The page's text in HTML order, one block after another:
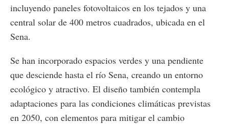
incluyendo paneles fotovoltaicos en los tejados y una
central solar de 400 metros cuadrados, ubicada en el
Sena.
Se han incorporado espacios verdes y una pendiente
que desciende hasta el río Sena, creando un entorno
ecológico y atractivo. El diseño también contempla
adaptaciones para las condiciones climáticas previstas
en 2050, con elementos para mitigar el cambio